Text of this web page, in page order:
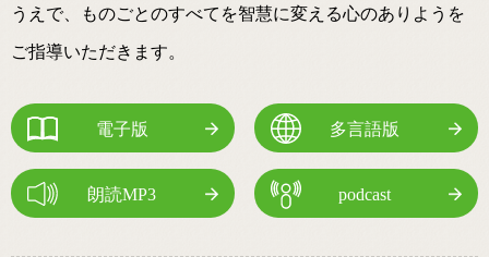
うえで、ものごとのすべてを智慧に変える心のありようを
ご指導いただきます。
電子版 多言語版
朗読MP3 podcast